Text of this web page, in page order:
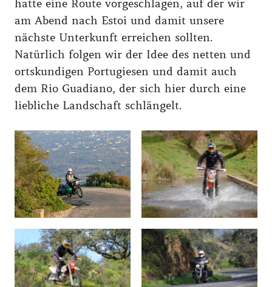
hatte eine Route vorgeschlagen, auf der wir
am Abend nach Estoi und damit unsere
nächste Unterkunft erreichen sollten.
Natürlich folgen wir der Idee des netten und
ortskundigen Portugiesen und damit auch
dem Rio Guadiano, der sich hier durch eine
liebliche Landschaft schlängelt.